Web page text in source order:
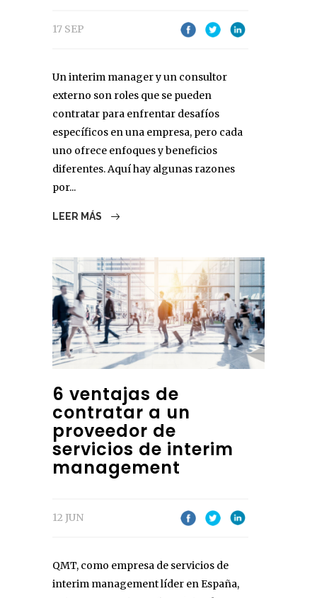
17 SEP
Un interim manager y un consultor
externo son roles que se pueden
contratar para enfrentar desafíos
específicos en una empresa, pero cada
uno ofrece enfoques y beneficios
diferentes. Aquí hay algunas razones
por...
LEER MÁS
6 ventajas de
contratar a un
proveedor de
servicios de interim
management
12 JUN
QMT, como empresa de servicios de
interim management líder en España,